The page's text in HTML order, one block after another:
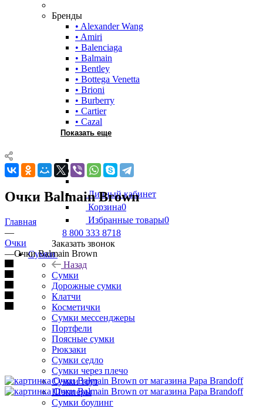
Бренды
• Alexander Wang
• Amiri
• Balenciaga
• Balmain
• Bentley
• Bottega Venetta
• Brioni
• Burberry
• Cartier
• Cazal
Показать еще
Личный кабинет
Корзина0
Избранные товары0
8 800 333 8718
Заказать звонок
Сумки
Назад
Сумки
Дорожные сумки
Клатчи
Косметички
Сумки мессенджеры
Портфели
Поясные сумки
Рюкзаки
Сумки седло
Сумки через плечо
Сумки тоут
Шопперы
Сумки боулинг
Очки Balmain Brown
Главная
—
Очки
—Очки Balmain Brown